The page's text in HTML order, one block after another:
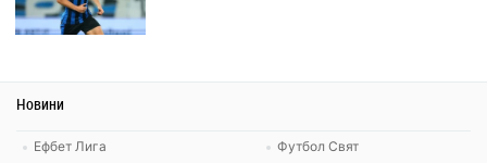
Новини
Ефбет Лига
Футбол Свят